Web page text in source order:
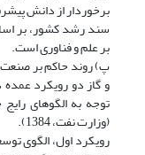
برخوردار از دانش
سند رشد کشور، بر
بر علم و فناوری است.
پ) روند حاکم بر صنعت
و گاز دو رویکرد عمده
توجه به الگوهای
(وزارت نفت، 1384).
رویکرد اول، الگوی